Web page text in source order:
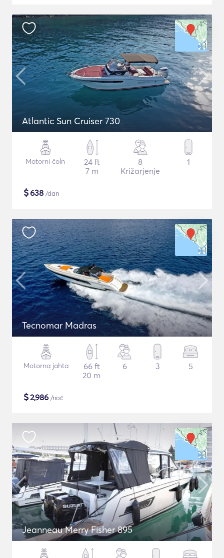
Atlantic Sun Cruiser 730
Motorni čoln
24 ft
7 m
8
Križarjenje
1
$638 /dan
Tecnomar Madras
Motorna jahta
66 ft
20 m
6 3 5
$2,986 /noč
Jeanneau Merry Fisher 895